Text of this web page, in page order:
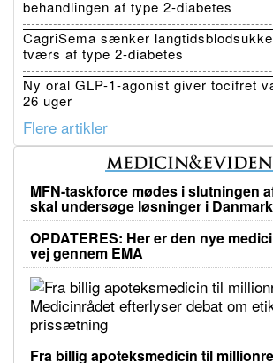
behandlingen af type 2-diabetes
CagriSema sænker
tværs af type 2-diabetes
Ny oral GLP-1-agonist giver tocifret
26 uger
Flere artikler
MFN-taskforce mødes i slutningen
skal undersøge løsninger i
OPDATERES: Her er den nye
vej gennem EMA
Fra billig apoteksmedicin til